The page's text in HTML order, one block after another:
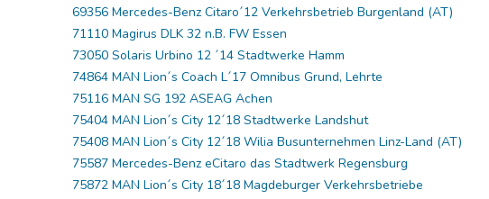
69356 Mercedes-Benz Citaro´12 Verkehrsbetrieb Burgenland (AT)
71110 Magirus DLK 32 n.B. FW Essen
73050 Solaris Urbino 12 ´14 Stadtwerke Hamm
74864 MAN Lion´s Coach L´17 Omnibus Grund, Lehrte
75116 MAN SG 192 ASEAG Achen
75404 MAN Lion´s City 12´18 Stadtwerke Landshut
75408 MAN Lion´s City 12´18 Wilia Busunternehmen Linz-Land (AT)
75587 Mercedes-Benz eCitaro das Stadtwerk Regensburg
75872 MAN Lion´s City 18´18 Magdeburger Verkehrsbetriebe